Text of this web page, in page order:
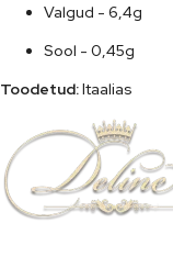
Valgud - 6,4g
Sool - 0,45g
Toodetud: Itaalias